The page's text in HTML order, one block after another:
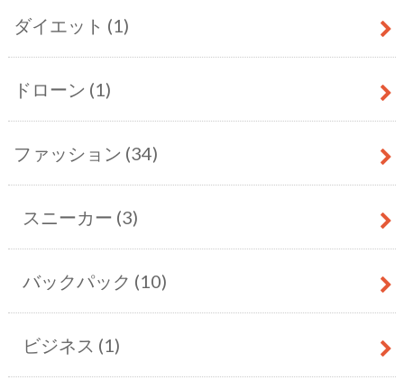
ダイエット (1)
ドローン (1)
ファッション (34)
スニーカー (3)
バックパック (10)
ビジネス (1)